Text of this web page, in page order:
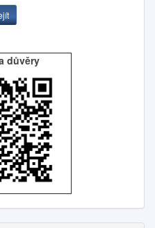
důvěry